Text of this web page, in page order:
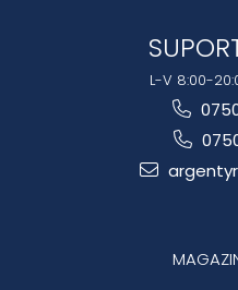
L-V 8:00-